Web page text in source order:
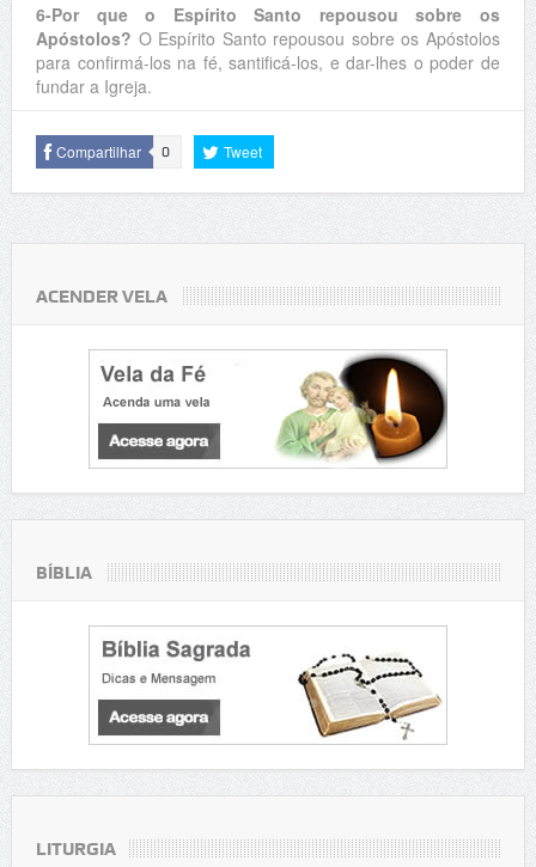
6-Por que o Espírito Santo repousou sobre os
Apóstolos? O Espírito Santo repousou sobre os Apóstolos
para confirmá-los na fé, santificá-los, e dar-lhes o poder de
fundar a Igreja.
Compartilhar 0 Tweet
ACENDER VELA
BÍBLIA
LITURGIA